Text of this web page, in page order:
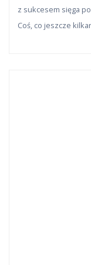
z sukcesem sięga
Coś, co jeszcze